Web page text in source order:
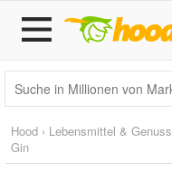
Hood › Lebensmittel & Genuss
Gin